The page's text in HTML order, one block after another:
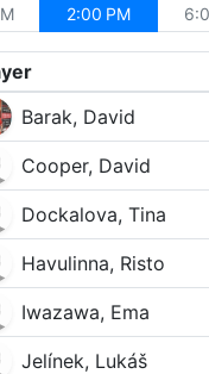
2:00 PM
Barak, David
Cooper, David
Dockalova, Tina
Havulinna, Risto
Iwazawa, Ema
Jelínek, Lukáš